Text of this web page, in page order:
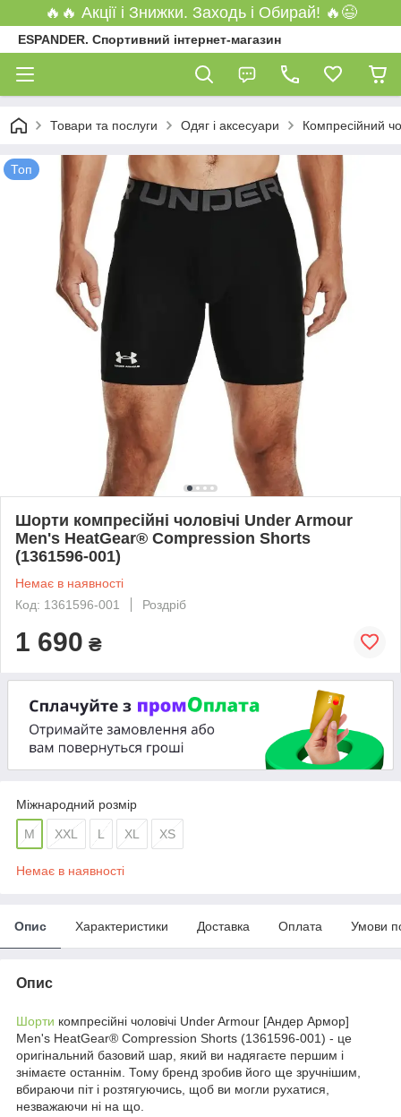
🔥🔥 Акції і Знижки. Заходь і Обирай! 🔥😉
ESPANDER. Спортивний інтернет-магазин
Товари та послуги Одяг і аксесуари Компресійний
Топ
Шорти компресійні чоловічі Under Armour
Men's HeatGear® Compression Shorts
(1361596-001)
Немає в наявності
Код: 1361596-001
Роздріб
1 690 ₴
Міжнародний розмір
M XXL L XL XS
Немає в наявності
Опис Характеристики Доставка Оплата Умови
Опис
Шорти компресійні чоловічі Under Armour [Андер Армор]
Men's HeatGear® Compression Shorts (1361596-001) - це
оригінальний базовий шар, який ви надягаєте першим і
знімаєте останнім. Тому бренд зробив його ще зручнішим,
вбираючи піт і розтягуючись, щоб ви могли рухатися,
незважаючи ні на що.